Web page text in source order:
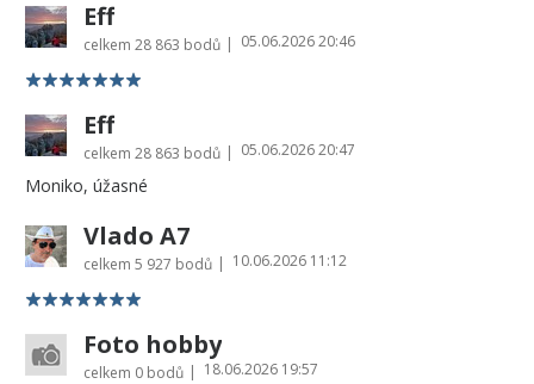
Eff
celkem 28 863 bodů | 05.06.2026 20:46
Eff
celkem 28 863 bodů | 05.06.2026 20:47
Moniko, úžasné
Vlado A7
celkem 5 927 bodů | 10.06.2026 11:12
Foto hobby
celkem 0 bodů | 18.06.2026 19:57